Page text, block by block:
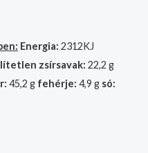
Energia: 2312KJ
zsírsavak: 22,2 g
45,2 g fehérje: 4,9 g só: